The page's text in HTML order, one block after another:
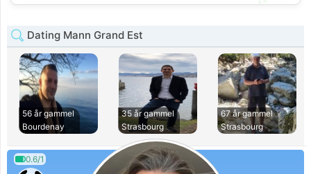
💕
Dating Mann Grand Est
56 år gammel
Bourdenay
35 år gammel
Strasbourg
67 år gammel
Strasbourg
0.6/1